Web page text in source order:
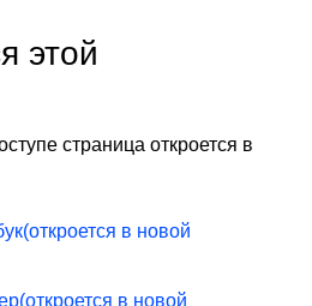
этой
страница откроется в
(откроется в новой
(откроется в новой